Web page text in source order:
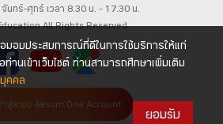
จันทร์-ศุกร์ เวลา 8.30 น. – 17.30 น.
All Rights Reserved
าสู่ระบบ Aksorn One Account
อมอบประสบการณ์ที่ดีในการใช้บริการให้แก่
ท่านเข้าเว็บไซต์ ท่านสามารถศึกษาเพิ่มเติม
คคล
ยอมรับ